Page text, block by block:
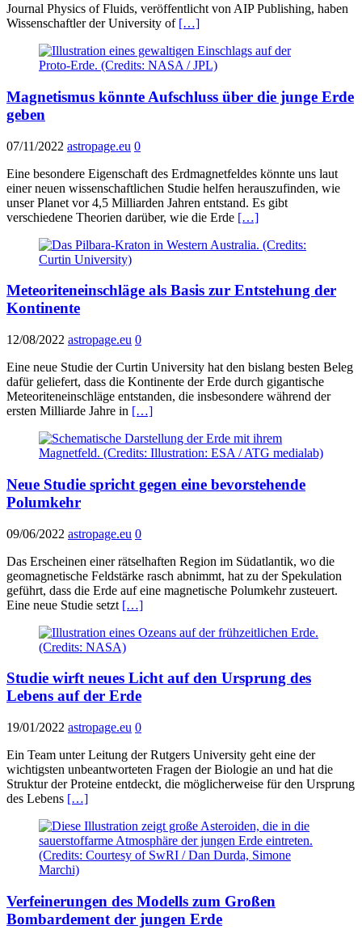
Journal Physics of Fluids, veröffentlicht von AIP Publishing, haben
Wissenschaftler der University of […]
Magnetismus könnte Aufschluss über die junge Erde
geben
07/11/2022 astropage.eu 0
Eine besondere Eigenschaft des Erdmagnetfeldes könnte uns laut
einer neuen wissenschaftlichen Studie helfen herauszufinden, wie
unser Planet vor 4,5 Milliarden Jahren entstand. Es gibt
verschiedene Theorien darüber, wie die Erde […]
Meteoriteneinschläge als Basis zur Entstehung der
Kontinente
12/08/2022 astropage.eu 0
Eine neue Studie der Curtin University hat den bislang besten Beleg
dafür geliefert, dass die Kontinente der Erde durch gigantische
Meteoriteneinschläge entstanden, die insbesondere während der
ersten Milliarde Jahre in […]
Neue Studie spricht gegen eine bevorstehende
Polumkehr
09/06/2022 astropage.eu 0
Das Erscheinen einer rätselhaften Region im Südatlantik, wo die
geomagnetische Feldstärke rasch abnimmt, hat zu der Spekulation
geführt, dass die Erde auf eine magnetische Polumkehr zusteuert.
Eine neue Studie setzt […]
Studie wirft neues Licht auf den Ursprung des
Lebens auf der Erde
19/01/2022 astropage.eu 0
Ein Team unter Leitung der Rutgers University geht eine der
wichtigsten unbeantworteten Fragen der Biologie an und hat die
Struktur der Proteine entdeckt, die möglicherweise für den Ursprung
des Lebens […]
Verfeinerungen des Modells zum Großen
Bombardement der jungen Erde